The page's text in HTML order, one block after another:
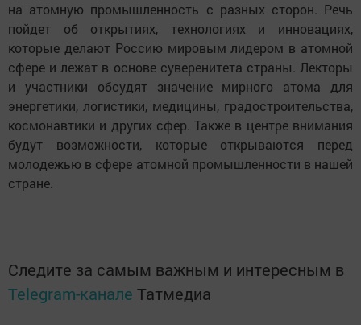
на атомную промышленность с разных сторон. Речь
пойдет об открытиях, технологиях и инновациях,
которые делают Россию мировым лидером в атомной
сфере и лежат в основе суверенитета страны. Лекторы
и участники обсудят значение мирного атома для
энергетики, логистики, медицины, градостроительства,
космонавтики и других сфер. Также в центре внимания
будут возможности, которые открываются перед
молодежью в сфере атомной промышленности в нашей
стране.
Следите за самым важным и интересным в
Telegram-канале Татмедиа